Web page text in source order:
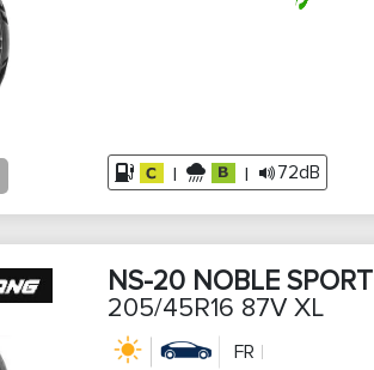
| | 72dB
NS-20 NOBLE SPORT
205/45R16 87V XL
FR